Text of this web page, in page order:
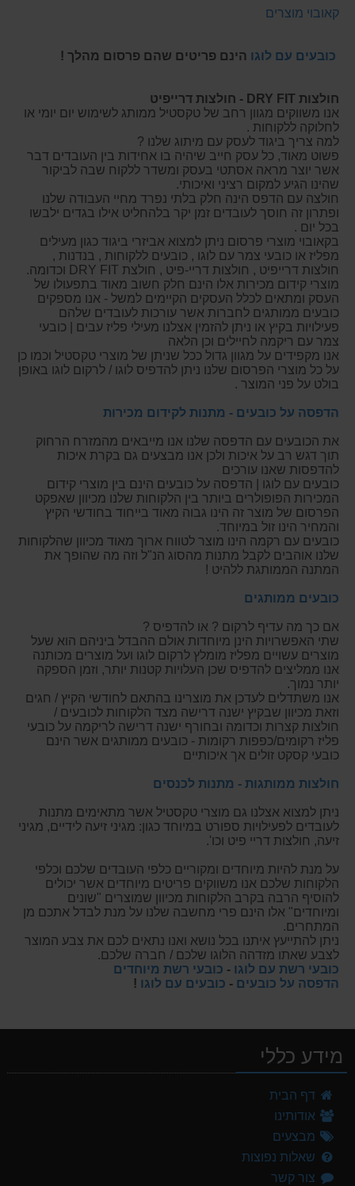
קאובוי מוצרים
כובעים עם לוגו הינם פריטים שהם פרסום מהלך !
חולצות DRY FIT - חולצות דרייפיט
אנו משווקים מגוון רחב של טקסטיל ממותג לשימוש יום יומי או
לחלוקה ללקוחות .
למה צריך ביגוד לעסק עם מיתוג שלנו ?
פשוט מאוד, כל עסק חייב שיהיה בו אחידות בין העובדים דבר
אשר יוצר מראה אסתטי בעסק ומשדר ללקוח שבה לביקור
שהינו הגיע למקום רציני ואיכותי.
חולצה עם הדפס הינה חלק בלתי נפרד מחיי העבודה שלנו
ופתרון זה חוסך לעובדים זמן יקר בלהחליט אילו בגדים ילבשו
בכל יום .
בקאובוי מוצרי פרסום ניתן למצוא אביזרי ביגוד כגון מעילים
מפליז או כובעי צמר עם לוגו , כובעים ללקוחות , בנדנות ,
חולצות דרייפיט , חולצות דריי-פיט , חולצת DRY FIT וכדומה.
מוצרי קידום מכירות אלו הינם חלק חשוב מאוד בתפעולו של
העסק ומתאים לכלל העסקים הקיימים למשל - אנו מספקים
כובעים ממותגים לחברות אשר עורכות לעובדים שלהם
פעילויות בקיץ או ניתן להזמין אצלנו מעילי פליז עבים | כובעי
צמר עם ריקמה לחיילים וכן הלאה
אנו מקפידים על מגוון גדול ככל שניתן של מוצרי טקסטיל וכמו כן
על כל מוצרי הפרסום שלנו ניתן להדפיס לוגו / לרקום לוגו באופן
בולט על פני המוצר .
הדפסה על כובעים - מתנות לקידום מכירות
את הכובעים עם הדפסה שלנו אנו מייבאים מהמזרח הרחוק
תוך דגש רב על איכות ולכן אנו מבצעים גם בקרת איכות
להדפסות שאנו עורכים
כובעים עם לוגו | הדפסה על כובעים הינם בין מוצרי קידום
המכירות הפופולרים ביותר בין הלקוחות שלנו מכיוון שאפקט
הפרסום של מוצר זה הינו גבוה מאוד בייחוד בחודשי הקיץ
והמחיר הינו זול במיוחד.
כובעים עם רקמה הינו מוצר לטווח ארוך מאוד מכיוון שהלקוחות
שלנו אוהבים לקבל מתנות מהסוג הנ"ל וזה מה שהופך את
המתנה הממותגת ללהיט !
כובעים ממותגים
אם כך מה עדיף לרקום ? או להדפיס ?
שתי האפשרויות הינן מיוחדות אולם ההבדל ביניהם הוא שעל
מוצרים עשויים מפליז מומלץ לרקום לוגו ועל מוצרים מכותנה
אנו ממליצים להדפיס שכן העלויות קטנות יותר, וזמן הספקה
יותר נמוך.
אנו משתדלים לעדכן את מוצרינו בהתאם לחודשי הקיץ / חגים
וזאת מכיוון שבקיץ ישנה דרישה מצד הלקוחות לכובעים /
חולצות קצרות וכדומה ובחורף ישנה דרישה לריקמה על כובעי
פליז רקומים/כפפות רקומות - כובעים ממותגים אשר הינם
כובעי קסקט זולים אך איכותיים
חולצות ממותגות - מתנות לכנסים
ניתן למצוא אצלנו גם מוצרי טקסטיל אשר מתאימים מתנות
לעובדים לפעילויות ספורט במיוחד כגון: מגיני זיעה לידיים, מגיני
זיעה, חולצות דריי פיט וכו'.
על מנת להיות מיוחדים ומקוריים כלפי העובדים שלכם וכלפי
הלקוחות שלכם אנו משווקים פריטים מיוחדים אשר יכולים
להוסיף הרבה בקרב הלקוחות מכיוון שמוצרים "שונים
ומיוחדים" אלו הינם פרי מחשבה שלנו על מנת לבדל אתכם מן
המתחרים.
ניתן להתייעץ איתנו בכל נושא ואנו נתאים לכם את צבע המוצר
לצבע שאתו מזדהה הלוגו שלכם / חברה שלכם.
כובעי רשת עם לוגו - כובעי רשת מיוחדים
הדפסה על כובעים - כובעים עם לוגו !
מידע כללי
דף הבית
אודותינו
מבצעים
שאלות נפוצות
צור קשר